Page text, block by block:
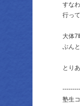
すな
行っ
大体7
ぶん
とり
塾生